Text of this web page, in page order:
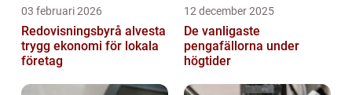
03 februari 2026
Redovisningsbyrå alvesta
trygg ekonomi för lokala
företag
12 december 2025
De vanligaste
pengafällorna under
högtider